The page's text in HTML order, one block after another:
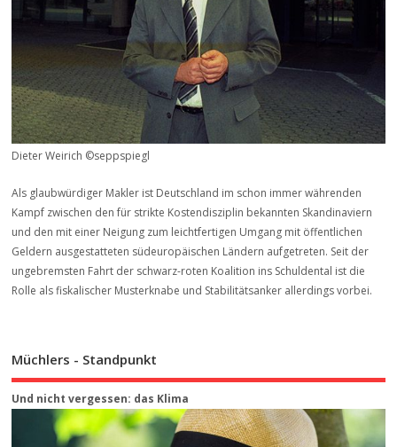
Dieter Weirich ©seppspiegl
Als glaubwürdiger Makler ist Deutschland im schon immer währenden
Kampf zwischen den für strikte Kostendisziplin bekannten Skandinaviern
und den mit einer Neigung zum leichtfertigen Umgang mit öffentlichen
Geldern ausgestatteten südeuropäischen Ländern aufgetreten. Seit der
ungebremsten Fahrt der schwarz-roten Koalition ins Schuldental ist die
Rolle als fiskalischer Musterknabe und Stabilitätsanker allerdings vorbei.
Müchlers - Standpunkt
Und nicht vergessen: das Klima